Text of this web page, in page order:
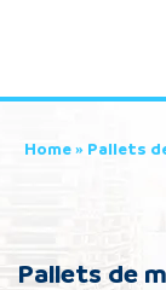
Home» Pallets
Pallets de